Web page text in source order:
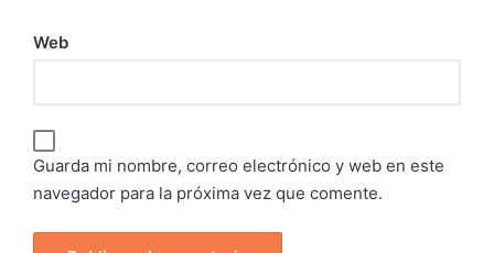
Web
Guarda mi nombre, correo electrónico y web en este
navegador para la próxima vez que comente.